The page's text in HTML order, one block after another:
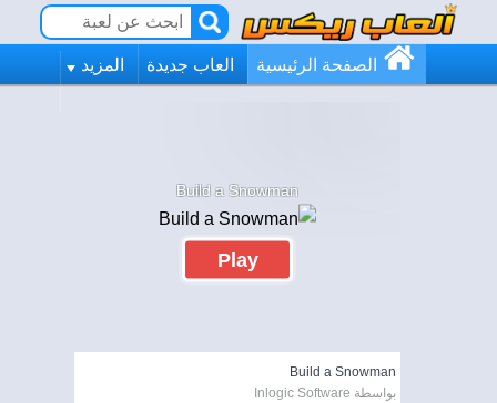
الصفحة الرئيسية العاب جديدة المزيد
Build a Snowman
Play
Build a Snowman
بواسطة Inlogic Software